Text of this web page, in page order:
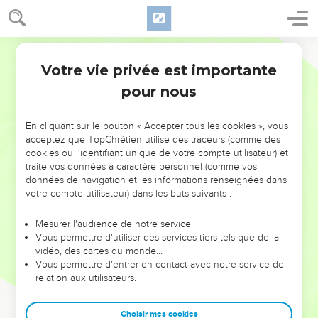
NE MANQUEZ PAS L’ÉVÉNEMENT
DE L’ANNÉE !
ET SI LEURS ERREURS POUVAIENT VOUS ÉVITER LES
VOTRES ?
leur foi ou leur vision. Mais on voit moins les doutes, les erreurs
et les saisons difficiles qu'ils ont traversés, alors même que ce
sont elles qui les ont façonnés.
Dans cette conférence, leaders, entrepreneurs, et responsables
clés pour avancer avec plus de sagesse afin que leurs erreurs
Votre vie privée est importante
pour nous
En cliquant sur le bouton « Accepter tous les cookies », vous
acceptez que TopChrétien utilise des traceurs (comme des
cookies ou l'identifiant unique de votre compte utilisateur) et
traite vos données à caractère personnel (comme vos
données de navigation et les informations renseignées dans
votre compte utilisateur) dans les buts suivants :
Mesurer l'audience de notre service
Vous permettre d'utiliser des services tiers tels que de la
vidéo, des cartes du monde…
Vous permettre d'entrer en contact avec notre service de
relation aux utilisateurs.
Choisir mes cookies